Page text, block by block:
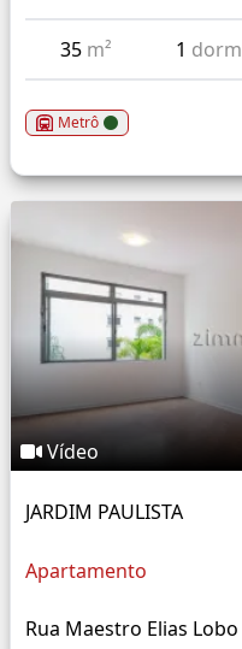
35 m² 1 dorm
Metrô
Vídeo
JARDIM PAULISTA
Apartamento
Rua Maestro Elias Lobo